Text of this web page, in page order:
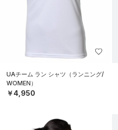
UAチーム ラン シャツ（ランニング/
WOMEN）
￥4,950